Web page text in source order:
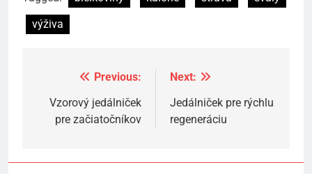
výživa
Navigácia
článku
Previous:
Vzorový jedálniček
pre začiatočníkov
Next:
Jedálniček pre rýchlu
regeneráciu